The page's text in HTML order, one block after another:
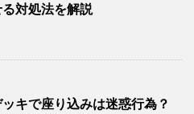
対処法を解説
キで座り込みは迷惑行為？